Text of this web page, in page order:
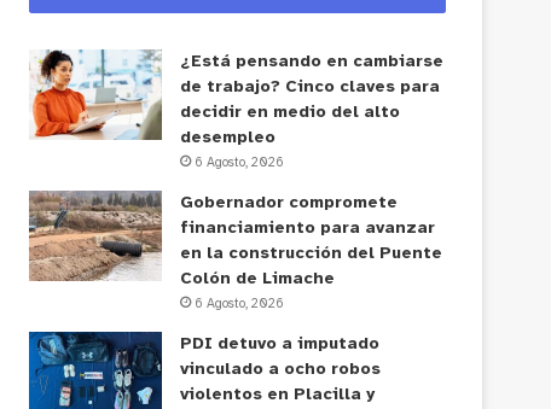
¿Está pensando en cambiarse
de trabajo? Cinco claves para
decidir en medio del alto
desempleo
6 Agosto, 2026
Gobernador compromete
financiamiento para avanzar
en la construcción del Puente
Colón de Limache
6 Agosto, 2026
PDI detuvo a imputado
vinculado a ocho robos
violentos en Placilla y